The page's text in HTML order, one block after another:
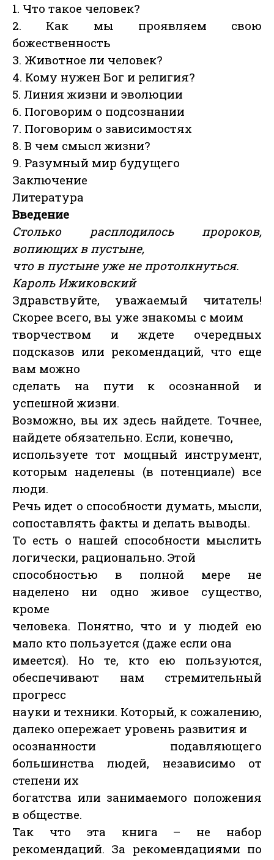
1. Что такое человек?
2. Как мы проявляем свою
божественность
3. Животное ли человек?
4. Кому нужен Бог и религия?
5. Линия жизни и эволюции
6. Поговорим о подсознании
7. Поговорим о зависимостях
8. В чем смысл жизни?
9. Разумный мир будущего
Заключение
Литература
Введение
Столько расплодилось пророков,
вопиющих в пустыне,
что в пустыне уже не протолкнуться.
Кароль Ижиковский
Здравствуйте, уважаемый читатель!
Скорее всего, вы уже знакомы с моим
творчеством и ждете очередных
подсказов или рекомендаций, что еще
вам можно
сделать на пути к осознанной и
успешной жизни.
Возможно, вы их здесь найдете. Точнее,
найдете обязательно. Если, конечно,
используете тот мощный инструмент,
которым наделены (в потенциале) все
люди.
Речь идет о способности думать, мысли,
сопоставлять факты и делать выводы.
То есть о нашей способности мыслить
логически, рационально. Этой
способностью в полной мере не
наделено ни одно живое существо,
кроме
человека. Понятно, что и у людей ею
мало кто пользуется (даже если она
имеется). Но те, кто ею пользуются,
обеспечивают нам стремительный
прогресс
науки и техники. Который, к сожалению,
далеко опережает уровень развития и
осознанности подавляющего
большинства людей, независимо от
степени их
богатства или занимаемого положения
в обществе.
Так что эта книга – не набор
рекомендаций. За рекомендациями по